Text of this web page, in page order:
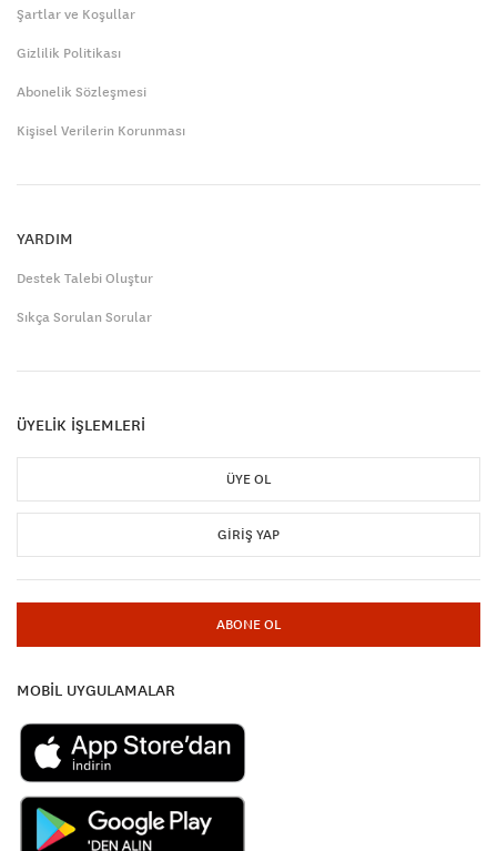
Şartlar ve Koşullar
Gizlilik Politikası
Abonelik Sözleşmesi
Kişisel Verilerin Korunması
YARDIM
Destek Talebi Oluştur
Sıkça Sorulan Sorular
ÜYELİK İŞLEMLERİ
ÜYE OL
GIRIŞ YAP
ABONE OL
MOBİL UYGULAMALAR